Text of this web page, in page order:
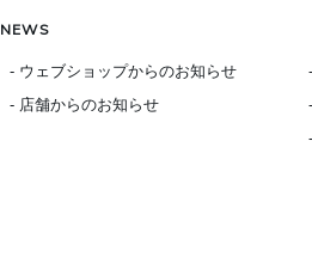
NEWS
- ウェブショップからのお知らせ
- 店舗からのお知らせ